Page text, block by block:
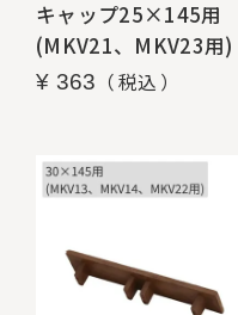
キャップ25×145用
(MKV21、MKV23用)
¥ 363 税込